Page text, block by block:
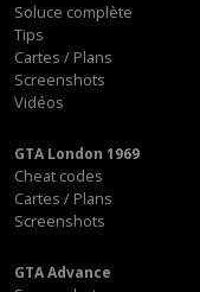
Soluce complète
Tips
Cartes / Plans
Screenshots
Vidéos
GTA London 1969
Cheat codes
Cartes / Plans
Screenshots
GTA Advance